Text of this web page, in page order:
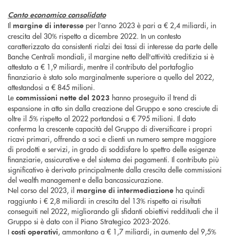
Conto economico consolidato
Il margine di interesse per l’anno 2023 è pari a € 2,4 miliardi, in
crescita del 30% rispetto a dicembre 2022. In un contesto
caratterizzato da consistenti rialzi dei tassi di interesse da parte delle
Banche Centrali mondiali, il margine netto dell'attività creditizia si è
attestato a € 1,9 miliardi, mentre il contributo del portafoglio
finanziario è stato solo marginalmente superiore a quello del 2022,
attestandosi a € 845 milioni.
Le commissioni nette del 2023 hanno proseguito il trend di
espansione in atto sin dalla creazione del Gruppo e sono cresciute di
oltre il 5% rispetto al 2022 portandosi a € 795 milioni. Il dato
conferma la crescente capacità del Gruppo di diversificare i propri
ricavi primari, offrendo a soci e clienti un numero sempre maggiore
di prodotti e servizi, in grado di soddisfare lo spettro delle esigenze
finanziarie, assicurative e del sistema dei pagamenti. Il contributo più
significativo è derivato principalmente dalla crescita delle commissioni
del wealth management e della bancassicurazione.
Nel corso del 2023, il margine di intermediazione ha quindi
raggiunto i € 2,8 miliardi in crescita del 13% rispetto ai risultati
conseguiti nel 2022, migliorando gli sfidanti obiettivi reddituali che il
Gruppo si è dato con il Piano Strategico 2023-2026.
I costi operativi, ammontano a € 1,7 miliardi, in aumento del 9,5%